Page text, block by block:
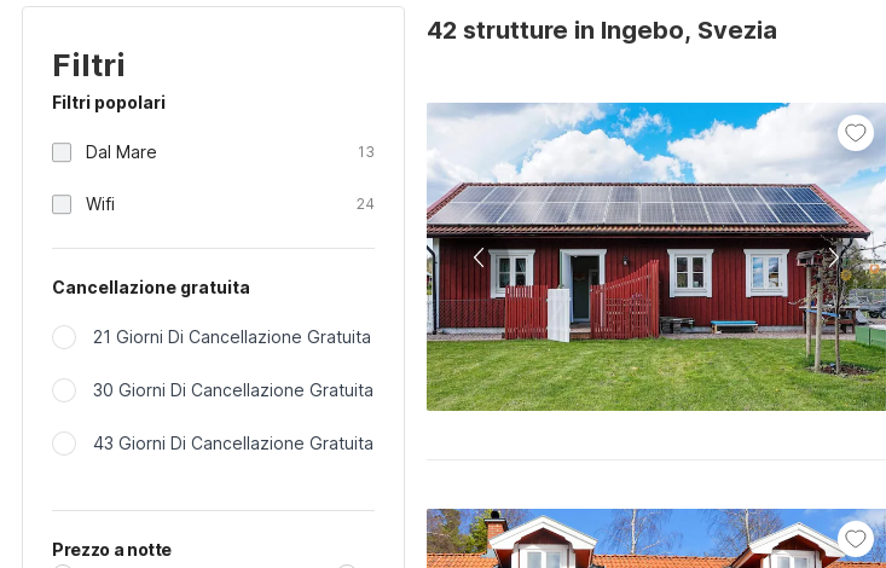
Filtri
Filtri popolari
Dal Mare 13
Wifi 24
Cancellazione gratuita
21 Giorni Di Cancellazione Gratuita
30 Giorni Di Cancellazione Gratuita
43 Giorni Di Cancellazione Gratuita
Prezzo a notte
42 strutture in Ingebo, Svezia